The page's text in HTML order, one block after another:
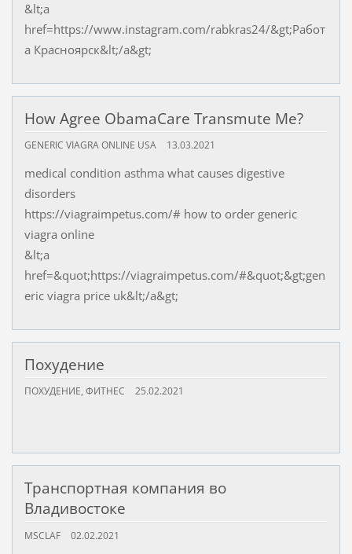
&lt;a
href=https://www.instagram.com/rabkras24/&gt;Работ
а Красноярск&lt;/a&gt;
How Agree ObamaCare Transmute Me?
GENERIC VIAGRA ONLINE USA 13.03.2021
medical condition asthma what causes digestive
disorders
https://viagraimpetus.com/# how to order generic
viagra online
&lt;a
href=&quot;https://viagraimpetus.com/#&quot;&gt;gen
eric viagra price uk&lt;/a&gt;
Похудение
ПОХУДЕНИЕ, ФИТНЕС 25.02.2021
Транспортная компания во
Владивостоке
MSCLAF 02.02.2021